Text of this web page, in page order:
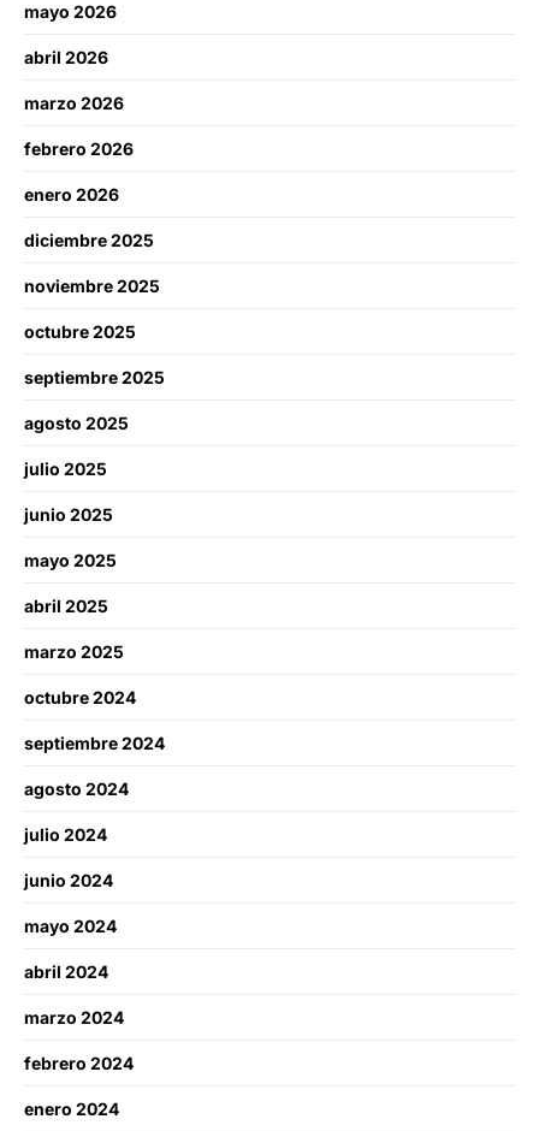
mayo 2026
abril 2026
marzo 2026
febrero 2026
enero 2026
diciembre 2025
noviembre 2025
octubre 2025
septiembre 2025
agosto 2025
julio 2025
junio 2025
mayo 2025
abril 2025
marzo 2025
octubre 2024
septiembre 2024
agosto 2024
julio 2024
junio 2024
mayo 2024
abril 2024
marzo 2024
febrero 2024
enero 2024